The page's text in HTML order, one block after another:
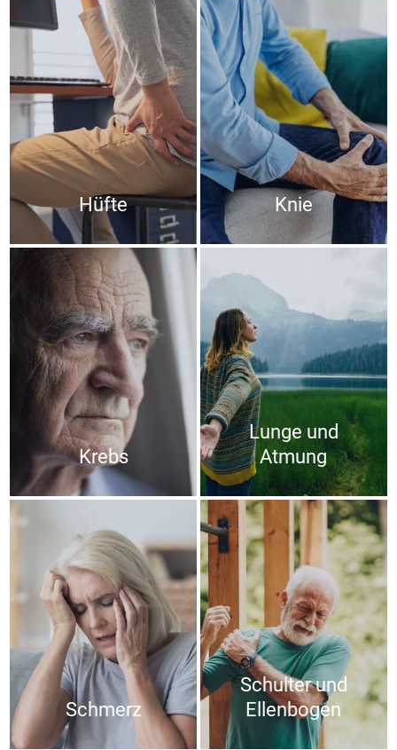
Hüfte Knie
Krebs
Lunge und
Atmung
Schmerz
Schulter und
Ellenbogen